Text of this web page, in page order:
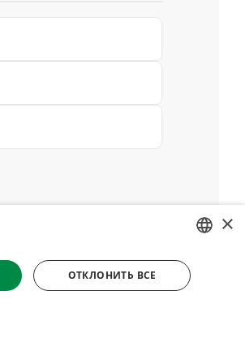
и пряностей Делюкс, Киев
защищены авторским правом
RUSSIAN
UKRAINIAN
×
ОТКЛОНИТЬ ВСЕ